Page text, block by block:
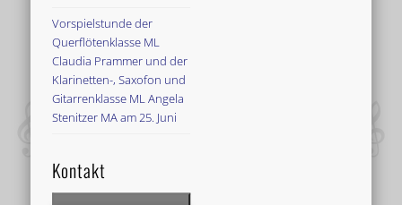
Vorspielstunde der
Querflötenklasse ML
Claudia Prammer und der
Klarinetten-, Saxofon und
Gitarrenklasse ML Angela
Stenitzer MA am 25. Juni
Kontakt